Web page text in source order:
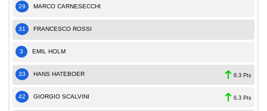
29 MARCO CARNESECCHI
31 FRANCESCO ROSSI
3 EMIL HOLM
33 HANS HATEBOER 6.3 Pts
42 GIORGIO SCALVINI 6.3 Pts